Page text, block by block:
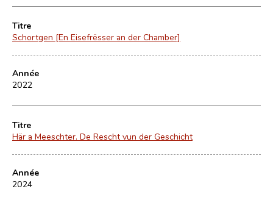
Titre
Schortgen [En Eisefrësser an der Chamber]
Année
2022
Titre
Här a Meeschter. De Rescht vun der Geschicht
Année
2024